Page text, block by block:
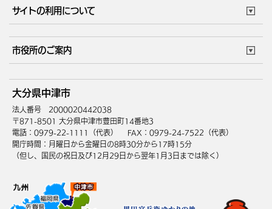
サイトの利用について
サイトマップ
市役所のご案内
庁舎地図 組織案内
中津市へのアクセス
大分県中津市
法人番号 2000020442038
〒871-8501 大分県中津市豊田町14番地3
電話：0979-22-1111（代表）
FAX：0979-24-7522（代表）
開庁時間：月曜日から金曜日の8時30分から17時15分
（但し、国民の祝日及び12月29日から翌年1月3日までは除く）